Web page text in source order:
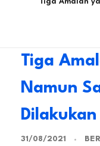
Tiga
Namun
Dilakukan
31/08/2021